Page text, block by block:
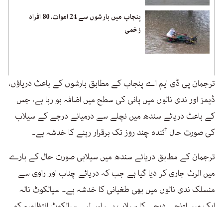
پنجاب میں بارشوں سے 24 اموات، 80 افراد
زخمی
ترجمان پی ڈی ایم اے پنجاب کے مطابق بارشوں کے باعث دریاؤں،
ڈیمز اور ندی نالوں میں پانی کی سطح میں اضافہ ہو رہا ہے، جس
کے باعث دریائے سندھ میں نچلے سے درمیانے درجے کے سیلاب
کی صورت حال آئندہ چند روز تک برقرار رہنے کا خدشہ ہے۔
ترجمان کے مطابق دریائے سندھ میں سیلابی صورت حال کے بارے
میں الرٹ جاری کر دیا گیا ہے جب کہ دریائے چناب اور راوی سے
منسلک ندی نالوں میں بھی طغیانی کا خدشہ ہے۔ سیالکوٹ نالہ